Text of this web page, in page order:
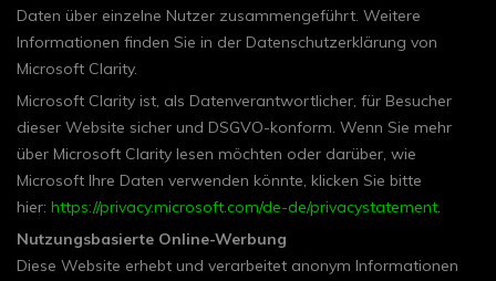
Daten über einzelne Nutzer zusammengeführt. Weitere
Informationen finden Sie in der Datenschutzerklärung von
Microsoft Clarity.
Microsoft Clarity ist, als Datenverantwortlicher, für Besucher
dieser Website sicher und DSGVO-konform. Wenn Sie mehr
über Microsoft Clarity lesen möchten oder darüber, wie
Microsoft Ihre Daten verwenden könnte, klicken Sie bitte
hier: https://privacy.microsoft.com/de-de/privacystatement.
Nutzungsbasierte Online-Werbung
Diese Website erhebt und verarbeitet anonym Informationen